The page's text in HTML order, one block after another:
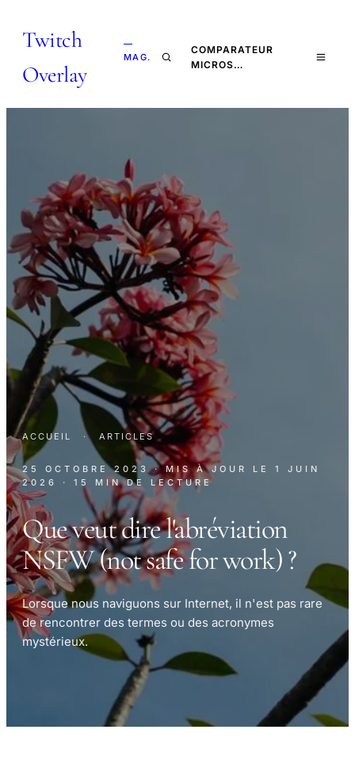
Twitch
Overlay
—
MAG.
COMPARATEUR
MICROS…
ACCUEIL · ARTICLES
25 OCTOBRE 2023 · MIS À JOUR LE 1 JUIN
2026
· 15 MIN DE LECTURE
Que veut dire l'abréviation
NSFW (not safe for work) ?
Lorsque nous naviguons sur Internet, il n'est pas rare
de rencontrer des termes ou des acronymes
mystérieux.